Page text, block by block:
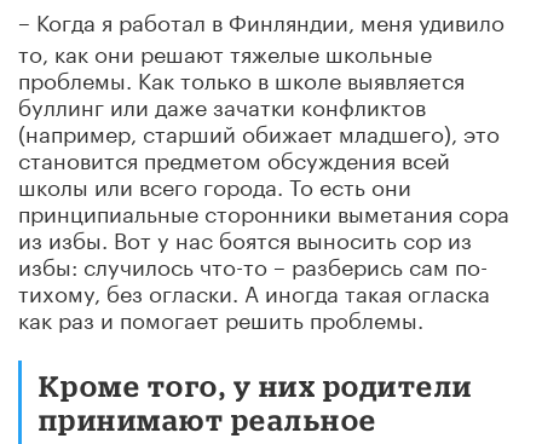
– Когда я работал в Финляндии, меня удивило
то, как они решают тяжелые школьные
проблемы. Как только в школе выявляется
буллинг или даже зачатки конфликтов
(например, старший обижает младшего), это
становится предметом обсуждения всей
школы или всего города. То есть они
принципиальные сторонники выметания сора
из избы. Вот у нас боятся выносить сор из
избы: случилось что-то – разберись сам по-
тихому, без огласки. А иногда такая огласка
как раз и помогает решить проблемы.
Кроме того, у них родители
принимают реальное